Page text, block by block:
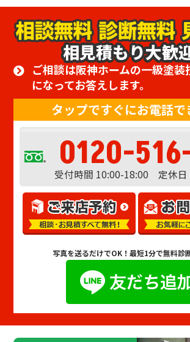
相見積もり大歓
ご相談は阪神ホームの一級塗装
になってお答えします。
タップですぐにお電話で
0120-
受付時間 10:00-18:00 定休日
写真を送るだけでOK！ 最短1分で無料診